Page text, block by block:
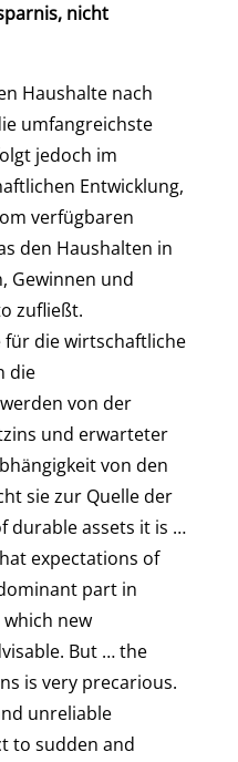
nicht
Haushalte nach
umfangreichste
jedoch im
Entwicklung,
verfügbaren
den Haushalten in
Gewinnen und
zufließt.
für die wirtschaftliche
die
von der
und erwarteter
von den
sie zur Quelle der
durable assets it is …
expectations of
part in
new
But … the
is very precarious.
unreliable
to sudden and